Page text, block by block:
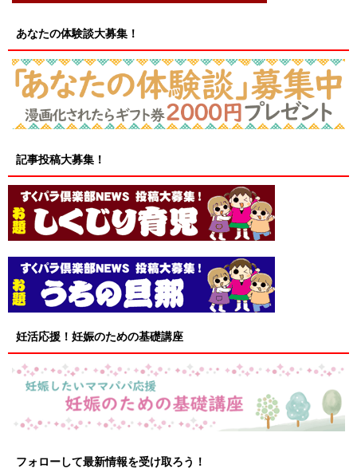
あなたの体験談大募集！
記事投稿大募集！
妊活応援！妊娠のための基礎講座
フォローして最新情報を受け取ろう！